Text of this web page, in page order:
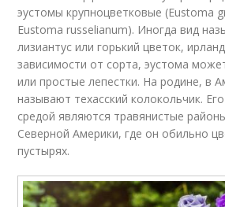
эустомы крупноцветковые (Eustoma
Eustoma russelianum). Иногда вид
лизиантус или горький цветок,
зависимости от сорта, эустома
или простые лепестки. На родине, в
называют техасский колокольчик.
средой являются травянистые
Северной Америки, где он обильно
пустырях.